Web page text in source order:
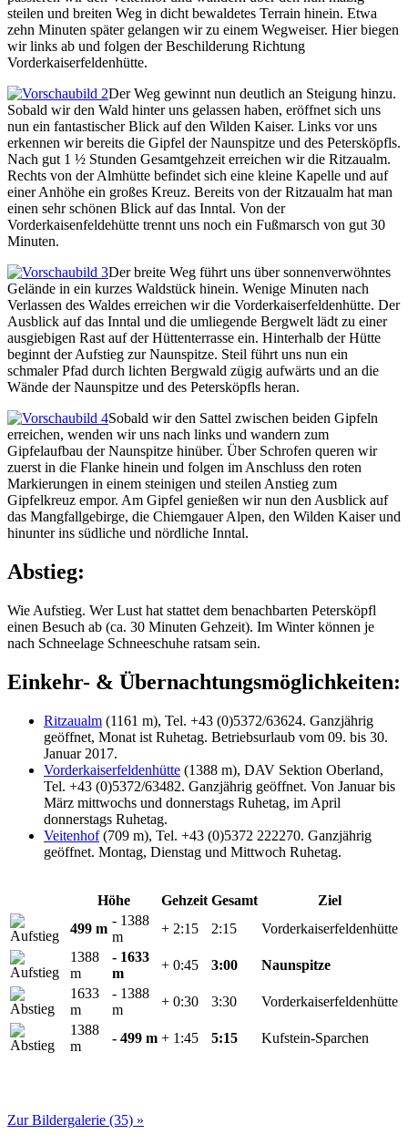
steilen und breiten Weg in dicht bewaldetes Terrain hinein. Etwa
zehn Minuten später gelangen wir zu einem Wegweiser. Hier biegen
wir links ab und folgen der Beschilderung Richtung
Vorderkaiserfeldenhütte.
Der Weg gewinnt nun deutlich an Steigung hinzu.
Sobald wir den Wald hinter uns gelassen haben, eröffnet sich uns
nun ein fantastischer Blick auf den Wilden Kaiser. Links vor uns
erkennen wir bereits die Gipfel der Naunspitze und des Petersköpfls.
Nach gut 1 ½ Stunden Gesamtgehzeit erreichen wir die Ritzaualm.
Rechts von der Almhütte befindet sich eine kleine Kapelle und auf
einer Anhöhe ein großes Kreuz. Bereits von der Ritzaualm hat man
einen sehr schönen Blick auf das Inntal. Von der
Vorderkaisenfeldehütte trennt uns noch ein Fußmarsch von gut 30
Minuten.
Der breite Weg führt uns über sonnenverwöhntes
Gelände in ein kurzes Waldstück hinein. Wenige Minuten nach
Verlassen des Waldes erreichen wir die Vorderkaiserfeldenhütte. Der
Ausblick auf das Inntal und die umliegende Bergwelt lädt zu einer
ausgiebigen Rast auf der Hüttenterrasse ein. Hinterhalb der Hütte
beginnt der Aufstieg zur Naunspitze. Steil führt uns nun ein
schmaler Pfad durch lichten Bergwald zügig aufwärts und an die
Wände der Naunspitze und des Petersköpfls heran.
Sobald wir den Sattel zwischen beiden Gipfeln
erreichen, wenden wir uns nach links und wandern zum
Gipfelaufbau der Naunspitze hinüber. Über Schrofen queren wir
zuerst in die Flanke hinein und folgen im Anschluss den roten
Markierungen in einem steinigen und steilen Anstieg zum
Gipfelkreuz empor. Am Gipfel genießen wir nun den Ausblick auf
das Mangfallgebirge, die Chiemgauer Alpen, den Wilden Kaiser und
hinunter ins südliche und nördliche Inntal.
Abstieg:
Wie Aufstieg. Wer Lust hat stattet dem benachbarten Petersköpfl
einen Besuch ab (ca. 30 Minuten Gehzeit). Im Winter können je
nach Schneelage Schneeschuhe ratsam sein.
Einkehr- & Übernachtungsmöglichkeiten:
Ritzaualm (1161 m), Tel. +43 (0)5372/63624. Ganzjährig
geöffnet, Monat ist Ruhetag. Betriebsurlaub vom 09. bis 30.
Januar 2017.
Vorderkaiserfeldenhütte (1388 m), DAV Sektion Oberland,
Tel. +43 (0)5372/63482. Ganzjährig geöffnet. Von Januar bis
März mittwochs und donnerstags Ruhetag, im April
donnerstags Ruhetag.
Veitenhof(709 m), Tel. +43 (0)5372 222270. Ganzjährig
geöffnet. Montag, Dienstag und Mittwoch Ruhetag.
Höhe Gehzeit Gesamt
Ziel
499 m
- 1388
m
+ 2:15 2:15
Vorderkaiserfeldenhütte
1388
m
- 1633
m
+ 0:45 3:00
Naunspitze
1633
m
- 1388
m
+ 0:30 3:30
Vorderkaiserfeldenhütte
1388
m
- 499 m + 1:45 5:15 Kufstein-Sparchen
Zur Bildergalerie (35) »